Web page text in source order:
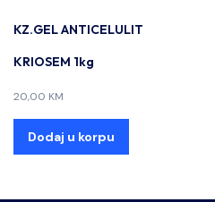
KZ.GEL ANTICELULIT
KRIOSEM 1kg
20,00 KM
Dodaj u korpu